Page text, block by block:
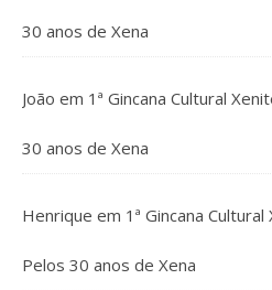
30 anos de Xena
João em 1ª Gincana Cultural
30 anos de Xena
Henrique em 1ª Gincana
Pelos 30 anos de Xena